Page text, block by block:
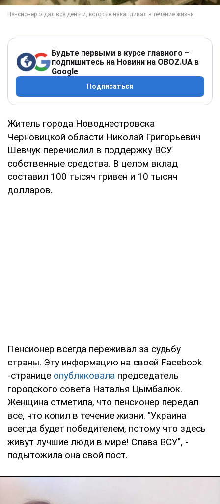
Будьте первыми в курсе главного –
подпишитесь на Новини на OBOZ.UA в
Google
Подписаться
Житель города Новоднестровска
Черновицкой области Николай Григорьевич
Шевчук перечислил в поддержку ВСУ
собственные средства. В целом вклад
составил 100 тысяч гривен и 10 тысяч
долларов.
Пенсионер всегда переживал за судьбу
страны. Эту информацию на своей Facebook
-странице опубликовала председатель
городского совета Наталья Цымбалюк.
Женщина отметила, что пенсионер передал
все, что копил в течение жизни. "Украина
всегда будет победителем, потому что здесь
живут лучшие люди в мире! Слава ВСУ", -
подытожила она свой пост.